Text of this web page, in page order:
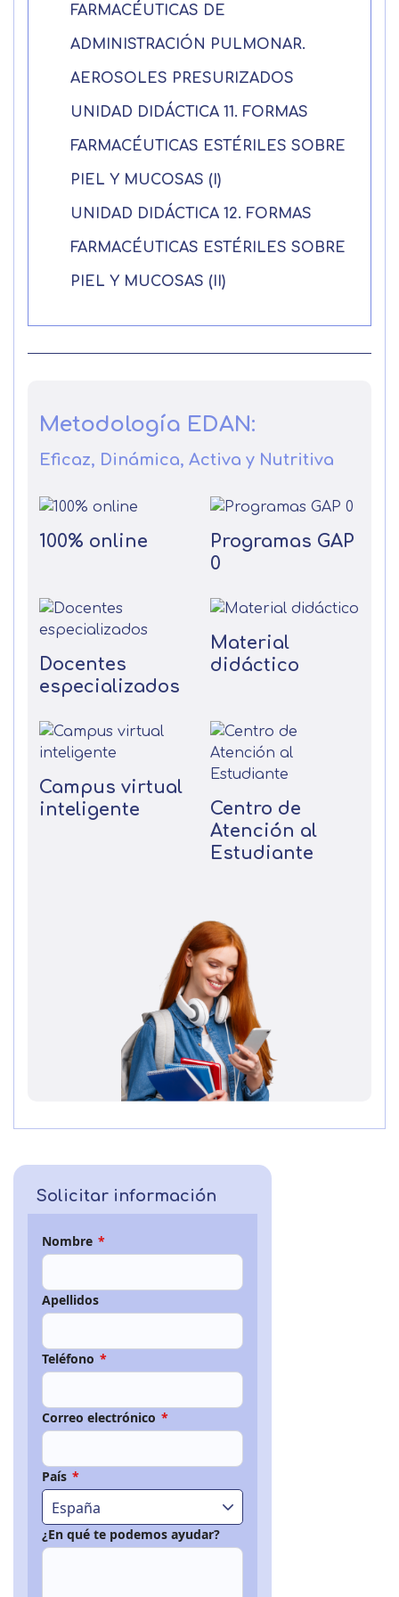
FARMACÉUTICAS DE
ADMINISTRACIÓN PULMONAR.
AEROSOLES PRESURIZADOS
UNIDAD DIDÁCTICA 11. FORMAS
FARMACÉUTICAS ESTÉRILES SOBRE
PIEL Y MUCOSAS (I)
UNIDAD DIDÁCTICA 12. FORMAS
FARMACÉUTICAS ESTÉRILES SOBRE
PIEL Y MUCOSAS (II)
Metodología EDAN:
Eficaz, Dinámica, Activa y Nutritiva
100% online
Programas GAP
0
Docentes
especializados
Material
didáctico
Campus virtual
inteligente
Centro de
Atención al
Estudiante
Solicitar información
Nombre *
Apellidos
Teléfono *
Correo electrónico *
País *
España
¿En qué te podemos ayudar?